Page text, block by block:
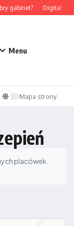
gabinet? Digital
Menu
Mapa strony
placówek.